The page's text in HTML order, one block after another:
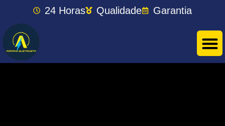
24 Horas Qualidade Garantia